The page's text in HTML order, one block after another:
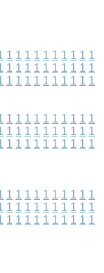
1 1 1 1 1 1 1 1 1 1
1 1 1 1 1 1 1 1 1 1
1 1 1 1 1 1 1 1 1 1
1 1 1 1 1 1 1 1 1 1
1 1 1 1 1 1 1 1 1 1
1 1 1 1 1 1 1 1 1 1
1 1 1 1 1 1 1 1 1 1
1 1 1 1 1 1 1 1 1 1
1 1 1 1 1 1 1 1 1 1